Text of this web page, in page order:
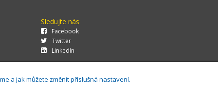
Sledujte nás
Facebook
Twitter
LinkedIn
a jak můžete změnit příslušná nastavení.